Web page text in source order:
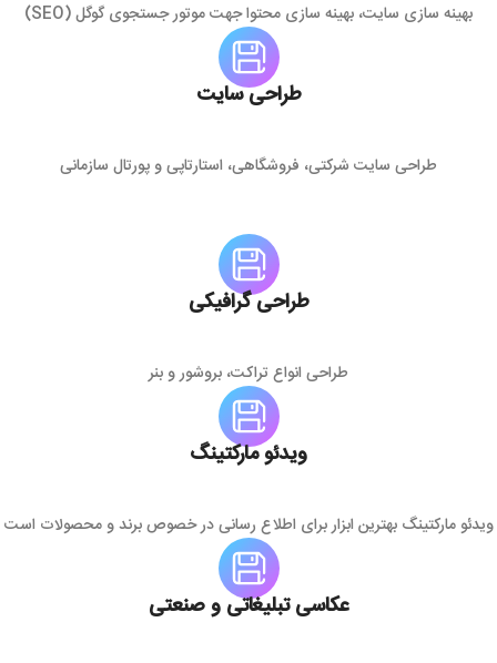
بهینه سازی سایت، بهینه سازی محتوا جهت موتور جستجوی گوگل (SEO)
طراحی سایت
طراحی سایت شرکتی، فروشگاهی، استارتاپی و پورتال سازمانی
طراحی گرافیکی
طراحی انواع تراکت، بروشور و بنر
ویدئو مارکتینگ
ویدئو مارکتینگ بهترین ابزار برای اطلاع رسانی در خصوص برند و محصولات است
عکاسی تبلیغاتی و صنعتی